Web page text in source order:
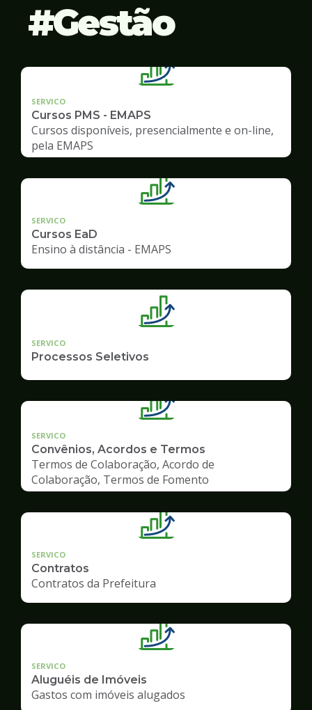
Gestão
SERVICO
Cursos PMS - EMAPS
Cursos disponíveis, presencialmente e on-line,
pela EMAPS
SERVICO
Cursos EaD
Ensino à distância - EMAPS
SERVICO
Processos Seletivos
SERVICO
Convênios, Acordos e Termos
Termos de Colaboração, Acordo de
Colaboração, Termos de Fomento
SERVICO
Contratos
Contratos da Prefeitura
SERVICO
Aluguéis de Imóveis
Gastos com imóveis alugados